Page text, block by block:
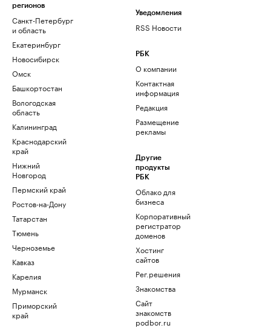
регионов
Санкт-Петербург
и область
Екатеринбург
Новосибирск
Омск
Башкортостан
Вологодская
область
Калининград
Краснодарский
край
Нижний
Новгород
Пермский край
Ростов-на-Дону
Татарстан
Тюмень
Черноземье
Кавказ
Карелия
Мурманск
Приморский
край
Уведомления
RSS Новости
РБК
О компании
Контактная
информация
Редакция
Размещение
рекламы
Другие
продукты
РБК
Облако для
бизнеса
Корпоративный
регистратор
доменов
Хостинг
сайтов
Рег.решения
Знакомства
Сайт
знакомств
podbor.ru